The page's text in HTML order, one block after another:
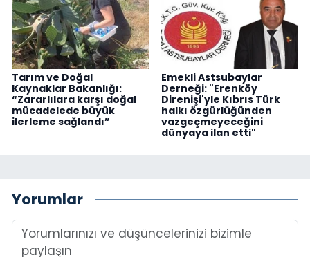
Tarım ve Doğal
Kaynaklar Bakanlığı:
“Zararlılara karşı doğal
mücadelede büyük
ilerleme sağlandı”
Emekli Astsubaylar
Derneği: "Erenköy
Direnişi'yle Kıbrıs Türk
halkı özgürlüğünden
vazgeçmeyeceğini
dünyaya ilan etti"
Yorumlar